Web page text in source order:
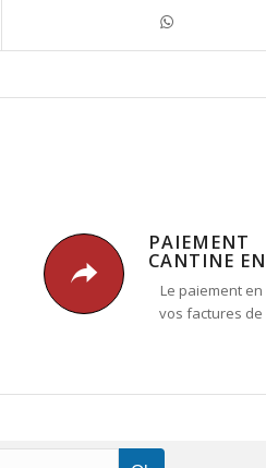
PAIEMENT
CANTINE
Le paiement
vos factures de